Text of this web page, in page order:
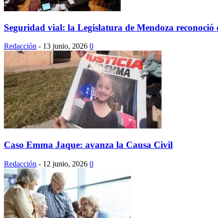
Seguridad vial: la Legislatura de Mendoza
Redacción - 13 junio, 2026 0
Caso Emma Jaque: avanza la Causa Civil
Redacción - 12 junio, 2026 0